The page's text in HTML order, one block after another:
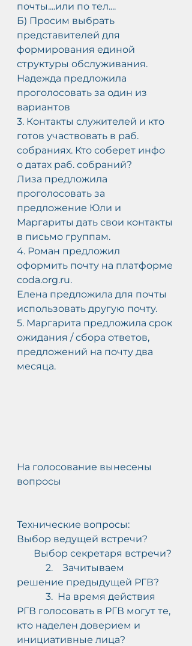
почты....или по тел....
Б) Просим выбрать
представителей для
формирования единой
структуры обслуживания.
Надежда предложила
проголосовать за один из
вариантов
3. Контакты служителей и кто
готов участвовать в раб.
собраниях. Кто соберет инфо
о датах раб. собраний?
Лиза предложила
проголосовать за
предложение Юли и
Маргариты дать свои контакты
в письмо группам.
4. Роман предложил
оформить почту на платформе
coda.org.ru.
Елена предложила для почты
использовать другую почту.
5. Маргарита предложила срок
ожидания / сбора ответов,
предложений на почту два
месяца.
На голосование вынесены
вопросы
Технические вопросы:
Выбор ведущей встречи?
       Выбор секретаря встречи?
решение предыдущей РГВ?
РГВ голосовать в РГВ могут те,
кто наделен доверием и
инициативные лица?